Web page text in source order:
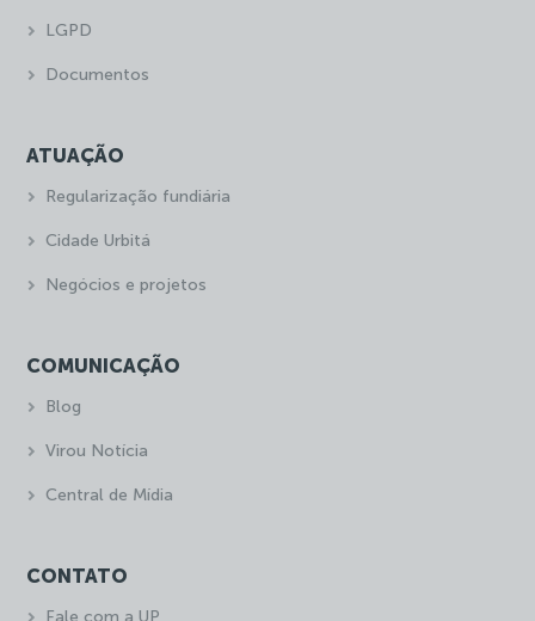
LGPD
Documentos
ATUAÇÃO
Regularização fundiária
Cidade Urbitá
Negócios e projetos
COMUNICAÇÃO
Blog
Virou Notícia
Central de Mídia
CONTATO